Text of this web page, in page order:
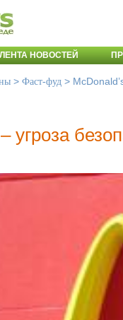
ЛЕНТА НОВОСТЕЙ
> Фаст-фуд >
угроза